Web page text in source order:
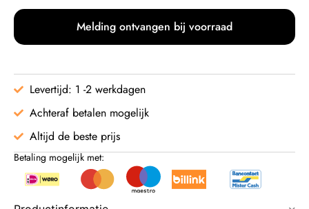
Melding ontvangen bij voorraad
Levertijd: 1 -2 werkdagen
Achteraf betalen mogelijk
Altijd de beste prijs
Betaling mogelijk met: